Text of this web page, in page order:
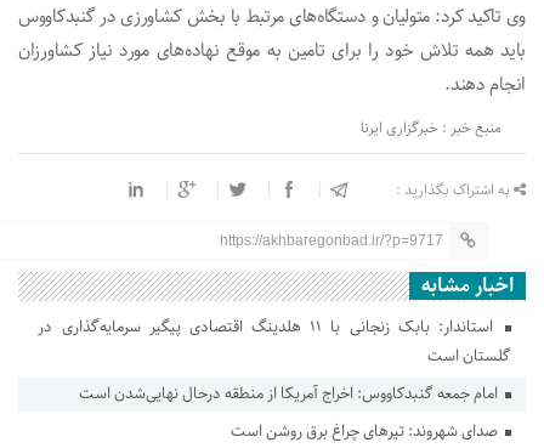
وی تاکید کرد: متولیان و دستگاه‌های مرتبط با بخش کشاورزی در گنبدکاووس
باید همه تلاش خود را برای تامین به موقع نهاده‌های مورد نیاز کشاورزان
انجام دهند.
منبع خبر : خبرگزاری ایرنا
به اشتراک بگذارید :
https://akhbaregonbad.ir/?p=9717
اخبار مشابه
استاندار: بابک زنجانی با ۱۱ هلدینگ اقتصادی پیگیر سرمایه‌گذاری در
گلستان است
امام جمعه گنبدکاووس: اخراج آمریکا از منطقه درحال نهایی‌شدن است
صدای شهروند: تیرهای چراغ برق روشن است